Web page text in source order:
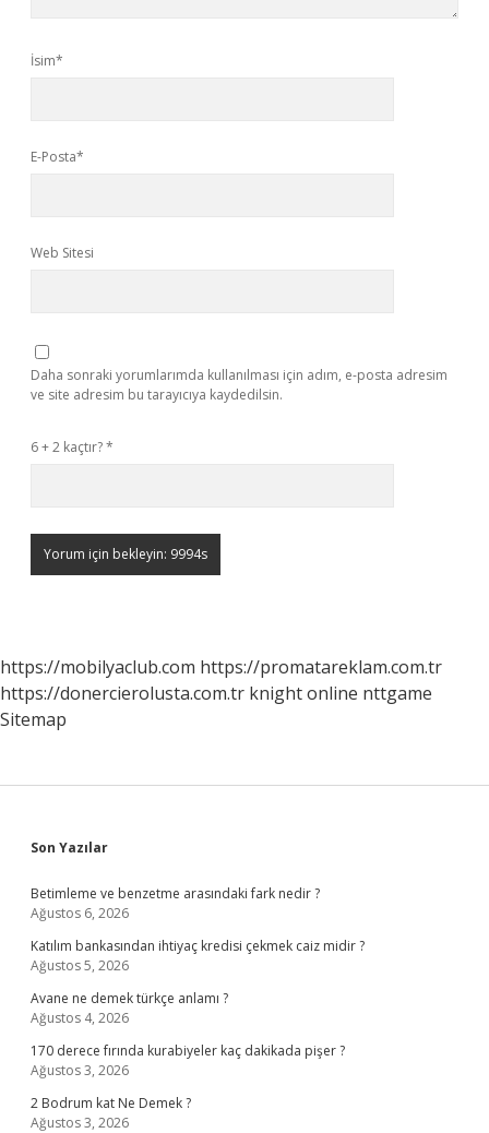
İsim*
E-Posta*
Web Sitesi
Daha sonraki yorumlarımda kullanılması için adım, e-posta adresim
ve site adresim bu tarayıcıya kaydedilsin.
6 + 2 kaçtır?*
https://mobilyaclub.com https://promatareklam.com.tr
https://donercierolusta.com.tr knight online nttgame
Sitemap
Sidebar
Son Yazılar
Betimleme ve benzetme arasındaki fark nedir ?
Ağustos 6, 2026
Katılım bankasından ihtiyaç kredisi çekmek caiz midir ?
Ağustos 5, 2026
Avane ne demek türkçe anlamı ?
Ağustos 4, 2026
170 derece fırında kurabiyeler kaç dakikada pişer ?
Ağustos 3, 2026
2 Bodrum kat Ne Demek ?
Ağustos 3, 2026